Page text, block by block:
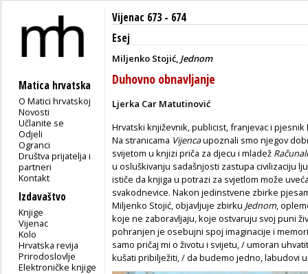
Matica hrvatska
O Matici hrvatskoj
Novosti
Učlanite se
Odjeli
Ogranci
Društva prijatelja i
partneri
Kontakt
Izdavaštvo
Knjige
Vijenac
Kolo
Hrvatska revija
Prirodoslovlje
Elektroničke knjige
Vijenac 673 - 674
Esej
Miljenko Stojić, Jednom
Duhovno obnavljanje
Ljerka Car Matutinović
Hrvatski književnik, publicist, franjevac i
Na stranicama Vijencaupoznali smo njegov
svijetom u knjizi priča za djecu i mladež
u osluškivanju sadašnjosti zastupa civilizaciju
ističe da knjiga u potrazi za svjetlom može
svakodnevice. Nakon jedinstvene zbirke
Miljenko Stojić, objavljuje zbirku Jednom ,
koje ne zaboravljaju, koje ostvaruju svoj puni
pohranjen je osebujni spoj imaginacije i
samo pričaj mi o životu i svijetu, / umoran
kušati pribilježiti, / da budemo jedno, labudovi u